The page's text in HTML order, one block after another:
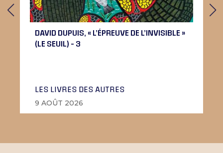
DAVID DUPUIS, « L’ÉPREUVE DE L’INVISIBLE »
(LE SEUIL) – 3
LES LIVRES DES AUTRES
9 AOÛT 2026